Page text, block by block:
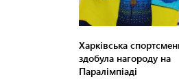
Харківська
здобула нагороду на
Паралімпіаді